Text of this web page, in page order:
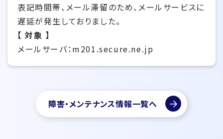
表記時間帯、メール滞留のため、メールサービスに
遅延が発生しておりました。
【 対象 】
メールサーバ：m201.secure.ne.jp
障害・メンテナンス情報一覧へ